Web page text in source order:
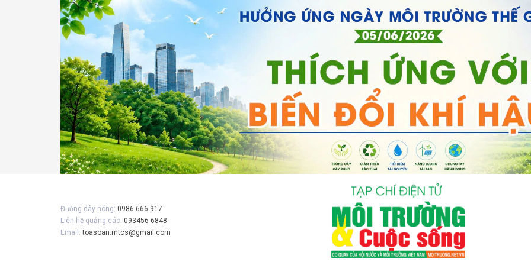
Đường dây nóng: 0986 666 917
Liên hệ quảng cáo: 093456 6848
Email:toasoan.mtcs@gmail.com
Gửi bình luận